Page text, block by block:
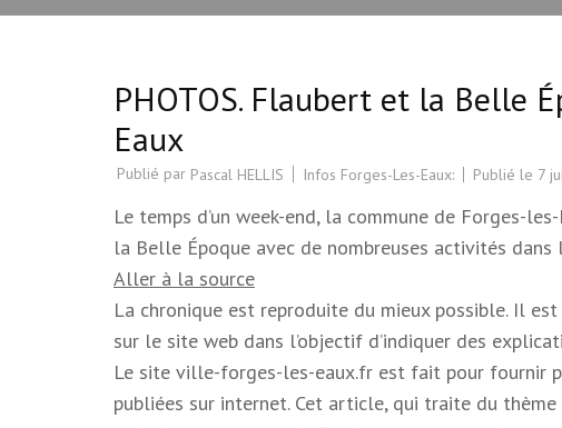
PHOTOS. Flaubert et la Belle
Eaux
Publié par Pascal HELLIS Infos Forges-Les-Eaux: Publié le 7
Le temps d’un week-end, la commune de Forges-
la Belle Époque avec de nombreuses activités
Aller à la source
La chronique est reproduite du mieux possible. Il
sur le site web dans l’objectif d’indiquer des
Le site ville-forges-les-eaux.fr est fait pour fournir
publiées sur internet. Cet article, qui traite du